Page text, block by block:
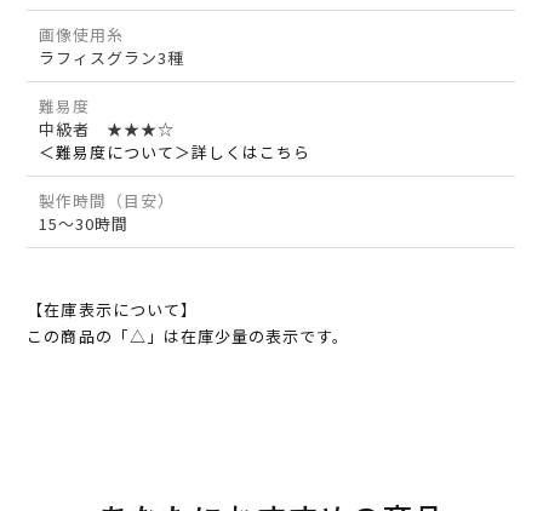
画像使用糸
ラフィスグラン3種
難易度
中級者 ★★★☆
＜難易度について＞詳しくはこちら
製作時間（目安）
15～30時間
【在庫表示について】
この商品の「△」は在庫少量の表示です。